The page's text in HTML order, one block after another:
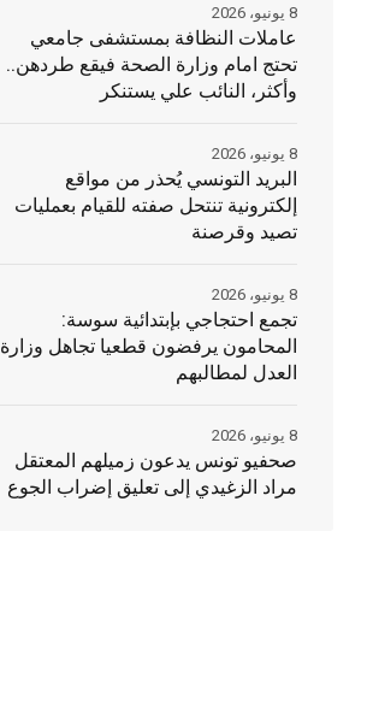
عاملات النظافة بمستشفى جامعي
تحتج امام وزارة الصحة فيقع طردهن..
وأكثر، النائب علي يستنكر
8 يونيو، 2026
البريد التونسي يُحذر من مواقع
إلكترونية تنتحل صفته للقيام بعمليات
تصيد وقرصنة
8 يونيو، 2026
تجمع احتجاجي بإبتدائية سوسة:
المحامون يرفضون قطعيا تجاهل وزارة
العدل لمطالبهم
8 يونيو، 2026
صحفيو تونس يدعون زميلهم المعتقل
مراد الزغيدي إلى تعليق إضراب الجوع
8 يونيو، 2026